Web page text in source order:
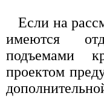
Если на
имеются
подъемами
проектом